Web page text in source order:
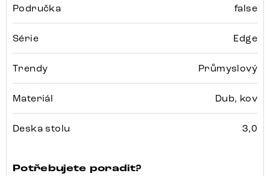
Područka false
Série Edge
Trendy Průmyslový
Materiál Dub, kov
Deska stolu 3,0
Potřebujete poradit?